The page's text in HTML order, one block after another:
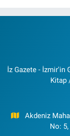
İz Gazete - İzmir'in
Kitap
Akdeniz
No: